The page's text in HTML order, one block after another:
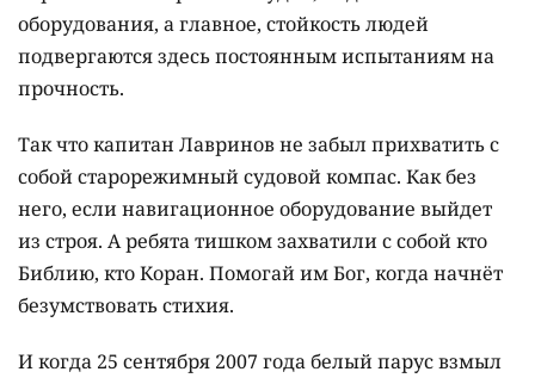
оборудования, а главное, стойкость людей
подвергаются здесь постоянным испытаниям на
прочность.
Так что капитан Лавринов не забыл прихватить с
собой старорежимный судовой компас. Как без
него, если навигационное оборудование выйдет
из строя. А ребята тишком захватили с собой кто
Библию, кто Коран. Помогай им Бог, когда начнёт
безумствовать стихия.
И когда 25 сентября 2007 года белый парус взмыл